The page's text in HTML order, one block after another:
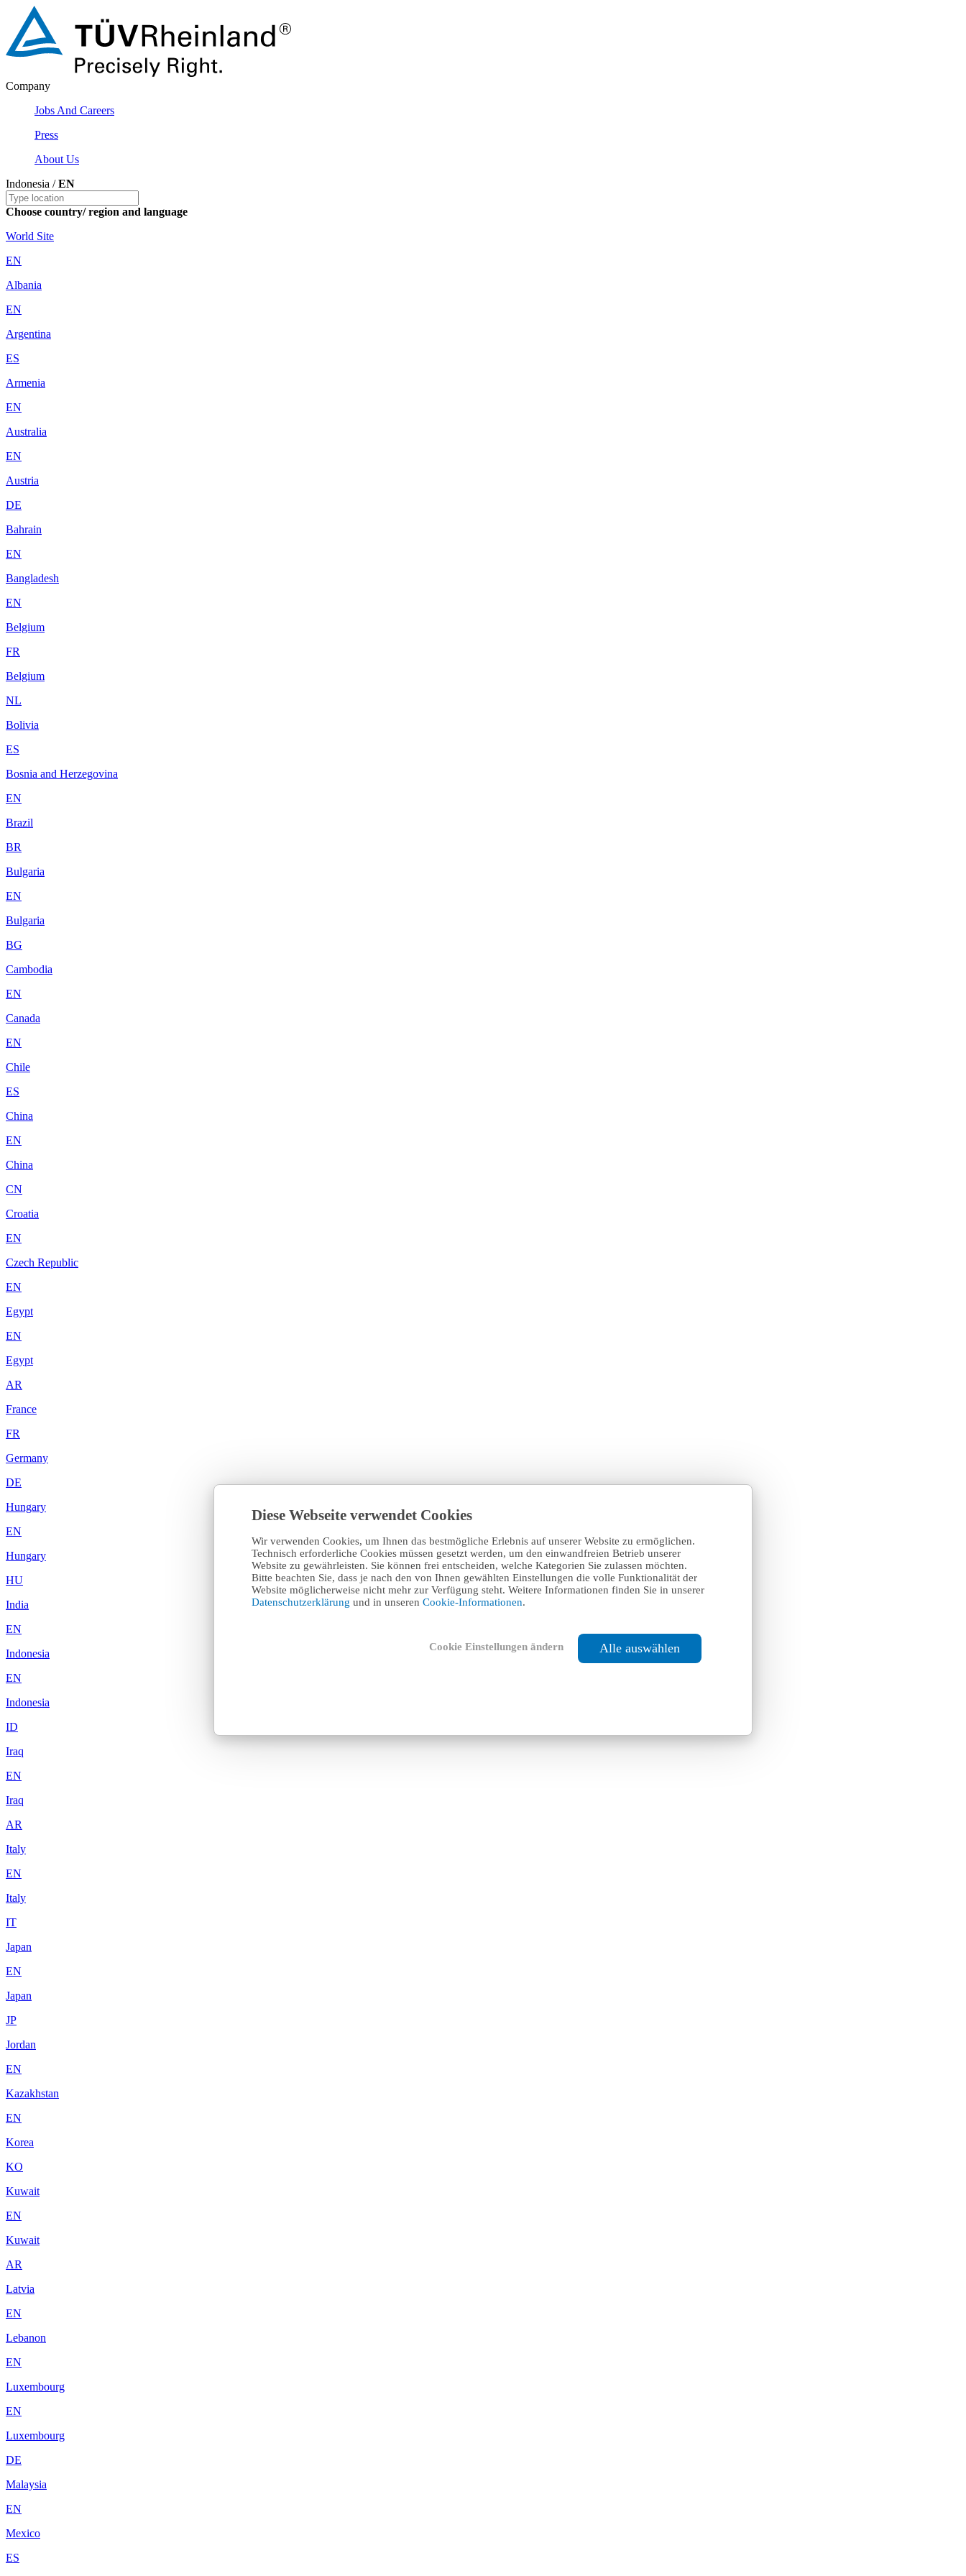
Diese Webseite verwendet Cookies
Wir verwenden Cookies, um Ihnen das bestmögliche Erlebnis auf unserer Website zu ermöglichen.
Technisch erforderliche Cookies müssen gesetzt werden, um den einwandfreien Betrieb unserer
Website zu gewährleisten. Sie können frei entscheiden, welche Kategorien Sie zulassen möchten.
Bitte beachten Sie, dass je nach den von Ihnen gewählten Einstellungen die volle Funktionalität der
Website möglicherweise nicht mehr zur Verfügung steht. Weitere Informationen finden Sie in unserer
Datenschutzerklärung und in unseren Cookie-Informationen.
Cookie Einstellungen ändern Alle auswählen
Company
Jobs And Careers
Press
About Us
Indonesia /EN
Choose country/ region and language
World Site
EN
Albania
EN
Argentina
ES
Armenia
EN
Australia
EN
Austria
DE
Bahrain
EN
Bangladesh
EN
Belgium
FR
Belgium
NL
Bolivia
ES
Bosnia and Herzegovina
EN
Brazil
BR
Bulgaria
EN
Bulgaria
BG
Cambodia
EN
Canada
EN
Chile
ES
China
EN
China
CN
Croatia
EN
Czech Republic
EN
Egypt
EN
Egypt
AR
France
FR
Germany
DE
Hungary
EN
Hungary
HU
India
EN
Indonesia
EN
Indonesia
ID
Iraq
EN
Iraq
AR
Italy
EN
Italy
IT
Japan
EN
Japan
JP
Jordan
EN
Kazakhstan
EN
Korea
KO
Kuwait
EN
Kuwait
AR
Latvia
EN
Lebanon
EN
Luxembourg
EN
Luxembourg
DE
Malaysia
EN
Mexico
ES